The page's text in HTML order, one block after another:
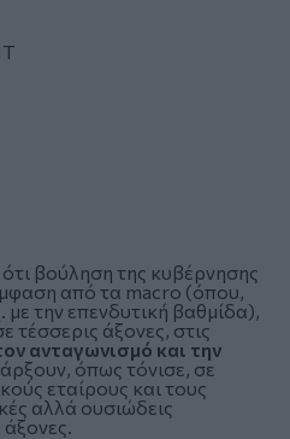
βούληση της κυβέρνησης
από τα macro (όπου,
την επενδυτική βαθμίδα),
άξονες, στις
ανταγωνισμό και την
όπως τόνισε, σε
εταίρους και τους
αλλά ουσιώδεις